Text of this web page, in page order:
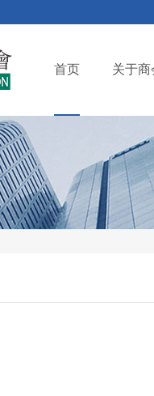
首页 关于商